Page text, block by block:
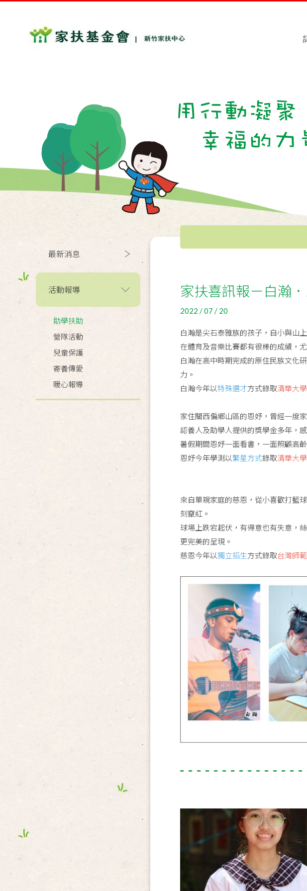
最新消息
活動報導
助學扶助
營隊活動
兒童保護
寄養傳愛
暖心報導
家扶喜訊報－白瀚
2022 / 07 / 20
白瀚是尖石泰雅族的孩子，自小與山
在體育及音樂比賽都有很棒的成績，
白瀚在高中時期完成的原住民族文化
力。
白瀚今年以特殊選才方式錄取清華大
家住關西偏鄉山區的恩妤，曾經一度
認養人及助學人提供的獎學金多年，
暑假期間恩妤一面看書，一面照顧高
恩妤今年學測以繁星方式錄取清華大
來自單親家庭的慈恩，從小喜歡打籃
刻竄紅。
球場上跌宕起伏，有得意也有失意，
更完美的呈現。
慈恩今年以獨立招生方式錄取台灣師